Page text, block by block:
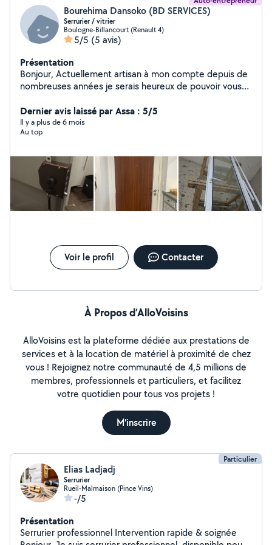
Bourehima Dansoko (BD SERVICES)
Serrurier / vitrier
Boulogne-Billancourt (Renault 4)
5/5 (5 avis)
Présentation
Bonjour, Actuellement artisan à mon compte depuis de
nombreuses années je serais heureux de pouvoir vous
Dernier avis laissé par Assa : 5/5
Il y a plus de 6 mois
Au top
Voir le profil Contacter
À Propos d’AlloVoisins
AlloVoisins est la plateforme dédiée aux prestations de
services et à la location de matériel à proximité de chez
vous ! Rejoignez notre communauté de 4,5 millions de
membres, professionnels et particuliers, et facilitez
votre quotidien pour tous vos projets !
M'inscrire
Particulier
Elias Ladjadj
Serrurier
Rueil-Malmaison (Pince Vins)
-/5
Présentation
Serrurier professionnel Intervention rapide & soignée